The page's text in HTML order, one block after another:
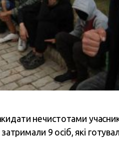
нечистотами
9 осіб, які